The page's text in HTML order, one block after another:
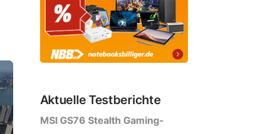
Aktuelle Testberichte
MSI GS76 Stealth Gaming-